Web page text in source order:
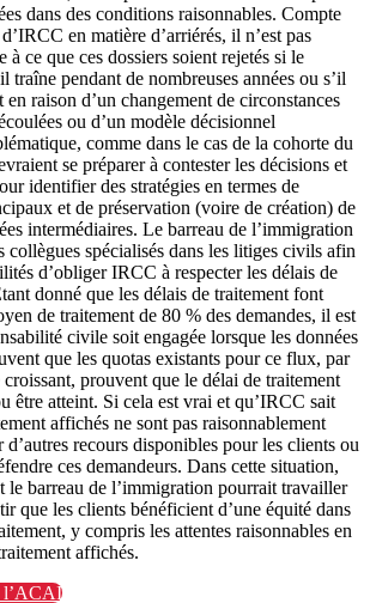
dans des conditions raisonnables. Compte
en matière d’arriérés, il n’est pas
à ce que ces dossiers soient rejetés si le
traîne pendant de nombreuses années ou s’il
en raison d’un changement de circonstances
ou d’un modèle décisionnel
comme dans le cas de la cohorte du
se préparer à contester les décisions et
identifier des stratégies en termes de
et de préservation (voire de création) de
intermédiaires. Le barreau de l’immigration
collègues spécialisés dans les litiges civils afin
d’obliger IRCC à respecter les délais de
donné que les délais de traitement font
de traitement de 80 % des demandes, il est
civile soit engagée lorsque les données
que les quotas existants pour ce flux, par
prouvent que le délai de traitement
être atteint. Si cela est vrai et qu’IRCC sait
affichés ne sont pas raisonnablement
recours disponibles pour les clients ou
ces demandeurs. Dans cette situation,
le barreau de l’immigration pourrait travailler
que les clients bénéficient d’une équité dans
y compris les attentes raisonnables en
affichés.
l’ACAI